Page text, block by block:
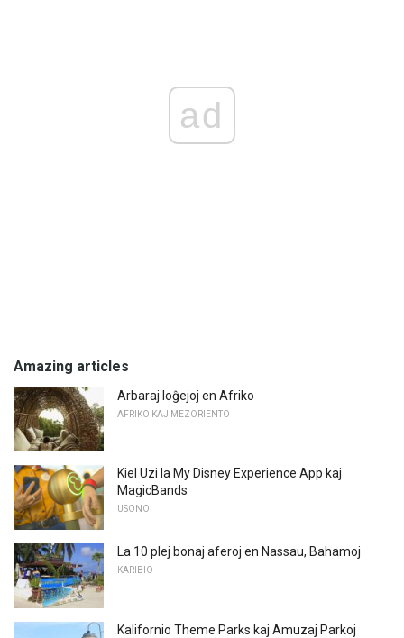
ad
Amazing articles
Arbaraj loĝejoj en Afriko
AFRIKO KAJ MEZORIENTO
Kiel Uzi la My Disney Experience App kaj
MagicBands
USONO
La 10 plej bonaj aferoj en Nassau, Bahamoj
KARIBIO
Kalifornio Theme Parks kaj Amuzaj Parkoj